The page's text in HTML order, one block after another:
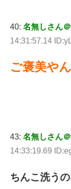
40: 名無しさん
14:31:57.14
ご褒美やん
43: 名無しさん
14:33:19.69
ちんこ洗う